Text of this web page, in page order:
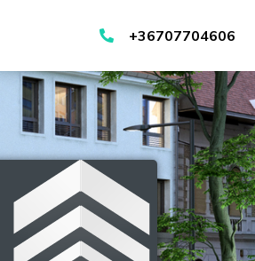
+36707704606